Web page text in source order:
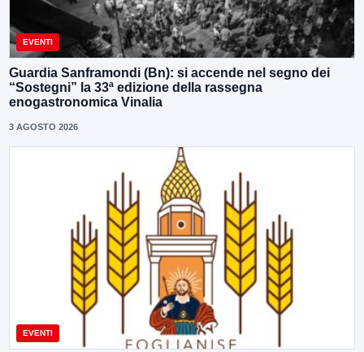
EVENTI
Guardia Sanframondi (Bn): si accende nel segno dei
“Sostegni” la 33ª edizione della rassegna
enogastronomica Vinalia
3 AGOSTO 2026
EVENTI